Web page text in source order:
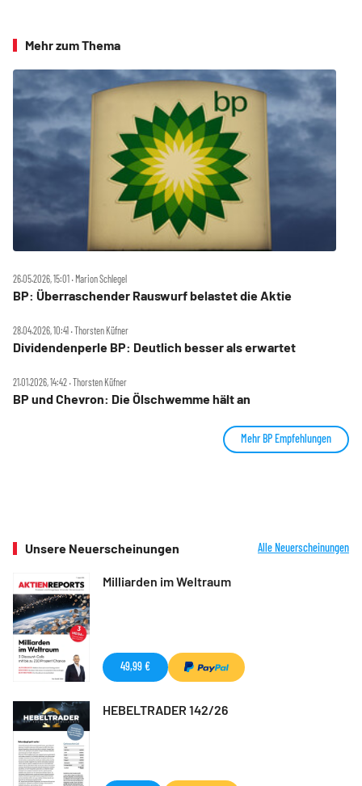
Mehr zum Thema
26.05.2026, 15:01 ‧ Marion Schlegel
BP: Überraschender Rauswurf belastet die Aktie
28.04.2026, 10:41 ‧ Thorsten Küfner
Dividendenperle BP: Deutlich besser als erwartet
21.01.2026, 14:42 ‧ Thorsten Küfner
BP und Chevron: Die Ölschwemme hält an
Mehr BP Empfehlungen
Unsere Neuerscheinungen Alle Neuerscheinungen
Milliarden im Weltraum
49,99 €
HEBELTRADER 142/26